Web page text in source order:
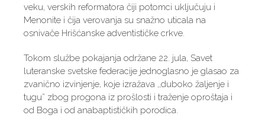
veku, verskih reformatora čiji potomci uključuju i
Menonite i čija verovanja su snažno uticala na
osnivače Hrišćanske adventističke crkve.
Tokom službe pokajanja održane 22. jula, Savet
luteranske svetske federacije jednoglasno je glasao za
zvanično izvinjenje, koje izražava ,,duboko žaljenje i
tugu” zbog progona iz prošlosti i traženje oproštaja i
od Boga i od anabaptističkih porodica.